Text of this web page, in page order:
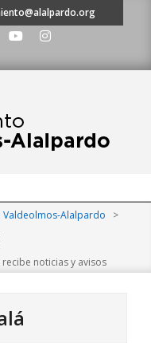
Valdeolmos-Alalpardo
>
noticias y avisos